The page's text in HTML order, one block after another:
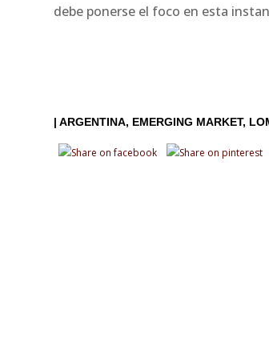
debe ponerse el foco en esta
|ARGENTINA EMERGING MARKET